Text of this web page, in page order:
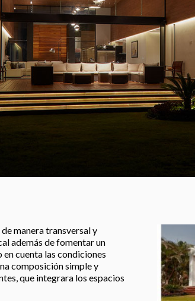
manera transversal y
además de fomentar un
cuenta las condiciones
composición simple y
que integrara los espacios